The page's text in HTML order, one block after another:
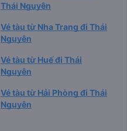
Thái Nguyên
Vé tàu từ Nha Trang đi Thái
Nguyên
Vé tàu từ Huế đi Thái
Nguyên
Vé tàu từ Hải Phòng đi Thái
Nguyên